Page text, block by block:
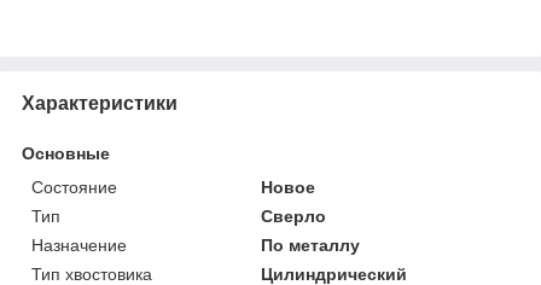
Характеристики
Основные
Состояние
Новое
Тип
Сверло
Назначение
По металлу
Тип хвостовика
Цилиндрический